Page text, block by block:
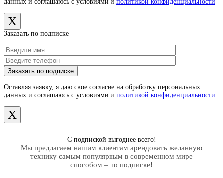
данных и соглашаюсь с условиями и политикой конфиденциальности
X
Заказать по подписке
Оставляя заявку, я даю свое согласие на обработку персональных
данных и соглашаюсь с условиями и политикой конфиденциальности
X
С подпиской выгоднее всего!
Мы предлагаем нашим клиентам арендовать желанную
технику самым популярным в современном мире
способом – по подписке!